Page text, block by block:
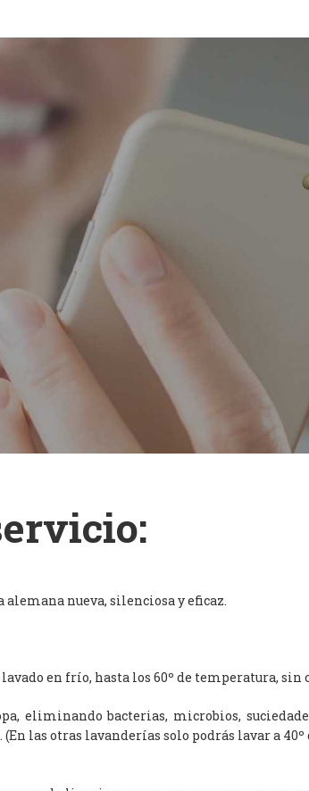
nueva, silenciosa y eficaz.
en frío, hasta los 60º de temperatura, sin
eliminando bacterias, microbios,
las otras lavanderías solo podrás lavar a